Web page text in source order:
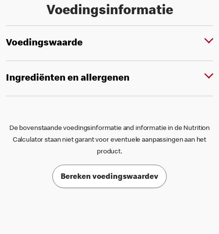
Voedingsinformatie
Voedingswaarde
Ingrediënten en allergenen
De bovenstaande voedingsinformatie and informatie in de Nutrition
Calculator staan niet garant voor eventuele aanpassingen aan het
product.
Bereken voedingswaardev